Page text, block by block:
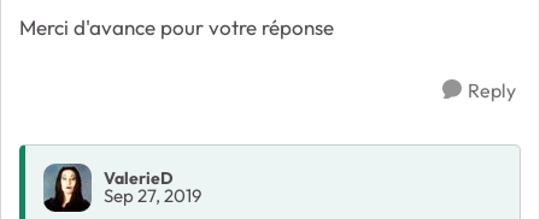
Merci d'avance pour votre réponse
Reply
ValerieD
Sep 27, 2019